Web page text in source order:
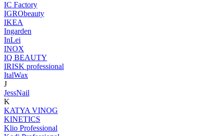
IC Factory
IGRObeauty
IKEA
Ingarden
InLei
INOX
IQ BEAUTY
IRISK professional
ItalWax
J
JessNail
K
KATYA VINOG
KINETICS
Klio Professional